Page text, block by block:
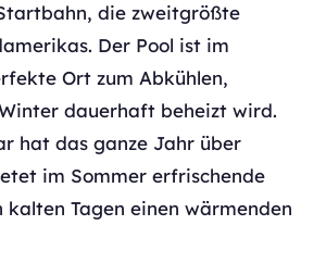
die zweitgrößte
Der Pool ist im
Ort zum Abkühlen,
dauerhaft beheizt wird.
hat das ganze Jahr über
im Sommer erfrischende
kalten Tagen einen wärmenden